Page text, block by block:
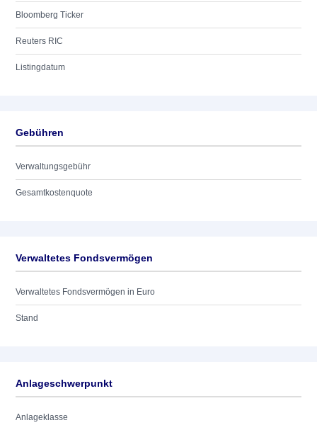
Bloomberg Ticker
Reuters RIC
Listingdatum
Gebühren
Verwaltungsgebühr
Gesamtkostenquote
Verwaltetes Fondsvermögen
Verwaltetes Fondsvermögen in Euro
Stand
Anlageschwerpunkt
Anlageklasse